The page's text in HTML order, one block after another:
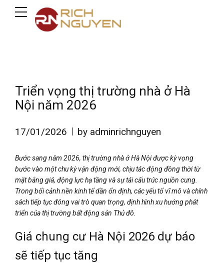
Triển vọng thị trường nhà ở Hà
Nội năm 2026
17/01/2026 by adminrichnguyen
Bước sang năm 2026, thị trường nhà ở Hà Nội được kỳ vọng
bước vào một chu kỳ vận động mới, chịu tác động đồng thời từ
mặt bằng giá, động lực hạ tầng và sự tái cấu trúc nguồn cung.
Trong bối cảnh nền kinh tế dần ổn định, các yếu tố vĩ mô và chính
sách tiếp tục đóng vai trò quan trọng, định hình xu hướng phát
triển của thị trường bất động sản Thủ đô.
Giá chung cư Hà Nội 2026 dự báo
sẽ tiếp tục tăng